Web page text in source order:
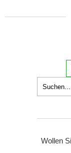
Wollen